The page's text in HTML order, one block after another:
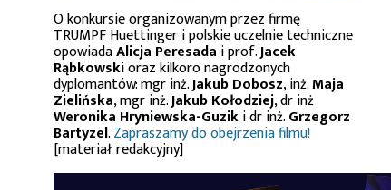
O konkursie organizowanym przez firmę
TRUMPF Huettinger i polskie uczelnie techniczne
opowiadaAlicja Peresada i prof.Jacek
Rąbkowskioraz kilkoro nagrodzonych
dyplomantów: mgr inż.Jakub Dobosz, inż.Maja
Zielińska, mgr inż.Jakub Kołodziej, dr inż
Weronika Hryniewska-Guziki dr inż.Grzegorz
Bartyzel.Zapraszamy do obejrzenia filmu!
[materiał redakcyjny]